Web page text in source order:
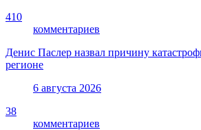
410
комментариев
Денис Паслер назвал причину
регионе
6 августа 2026
38
комментариев